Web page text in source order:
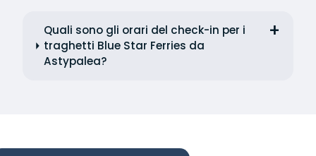
Quali sono gli orari del check-in per i
traghetti Blue Star Ferries da
Astypalea?